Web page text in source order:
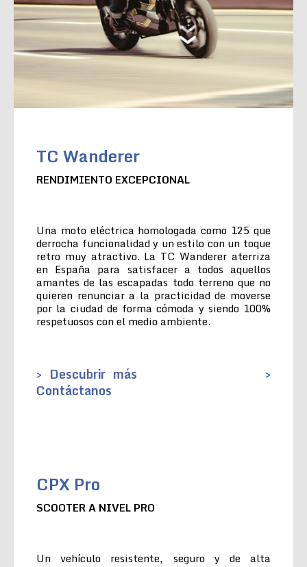
TC Wanderer
RENDIMIENTO EXCEPCIONAL
Una moto eléctrica homologada como 125 que
derrocha funcionalidad y un estilo con un toque
retro muy atractivo. La TC Wanderer aterriza
en España para satisfacer a todos aquellos
amantes de las escapadas todo terreno que no
quieren renunciar a la practicidad de moverse
por la ciudad de forma cómoda y siendo 100%
respetuosos con el medio ambiente.
> Descubrir más
>
Contáctanos
CPX Pro
SCOOTER A NIVEL PRO
Un vehículo resistente, seguro y de alta